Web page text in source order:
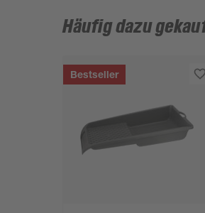
Häufig dazu
Bestseller